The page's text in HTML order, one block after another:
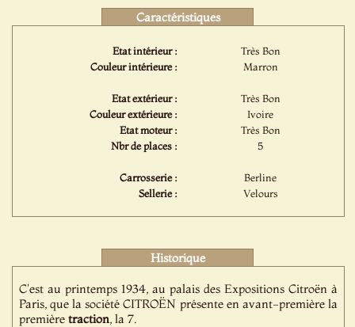
Caractéristiques
Etat intérieur :
Très Bon
Couleur intérieure :
Marron
Etat extérieur :
Très Bon
Couleur extérieure :
Ivoire
Etat moteur :
Très Bon
Nbr de places :
5
Carrosserie :
Berline
Sellerie :
Velours
Historique
C'est au printemps 1934, au palais des Expositions Citroën à
Paris, que la société CITROËN présente en avant-première la
premièretraction, la 7.